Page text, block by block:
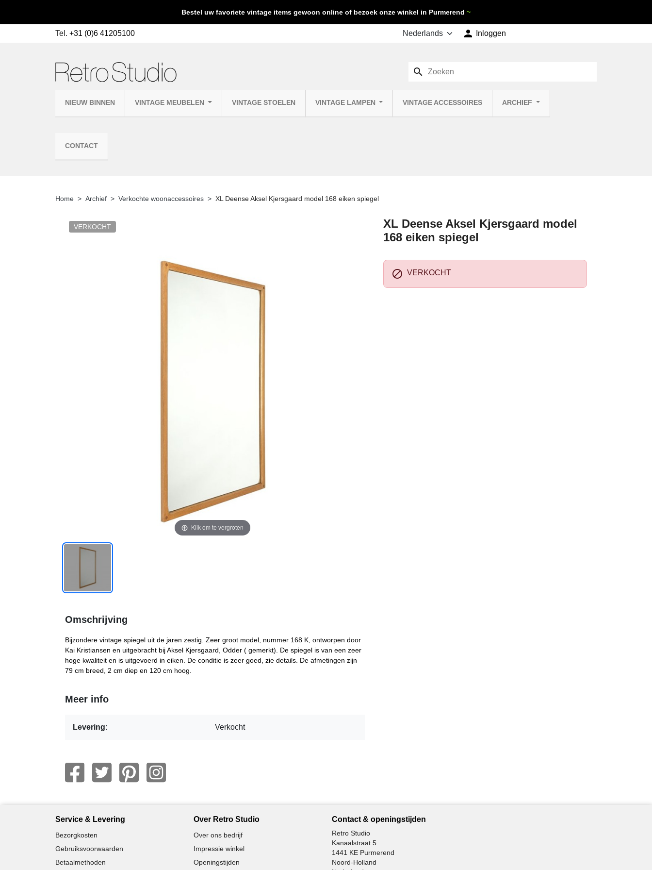
Bestel uw favoriete vintage items gewoon online of bezoek onze winkel in Purmerend ~
Tel. +31 (0)6 41205100  Inloggen
NIEUW BINNEN VINTAGE MEUBELEN VINTAGE STOELEN VINTAGE LAMPEN VINTAGE ACCESSOIRES ARCHIEF
CONTACT
search
Home Archief Verkochte woonaccessoires XL Deense Aksel Kjersgaard model 168 eiken spiegel
VERKOCHT
Klik om te vergroten
XL Deense Aksel Kjersgaard model
168 eiken spiegel
 VERKOCHT
Omschrijving
Bijzondere vintage spiegel uit de jaren zestig. Zeer groot model, nummer 168 K, ontworpen door
Kai Kristiansen en uitgebracht bij Aksel Kjersgaard, Odder ( gemerkt). De spiegel is van een zeer
hoge kwaliteit en is uitgevoerd in eiken. De conditie is zeer goed, zie details. De afmetingen zijn
79 cm breed, 2 cm diep en 120 cm hoog.
Meer info
Levering: Verkocht
Service & Levering
Bezorgkosten
Gebruiksvoorwaarden
Betaalmethoden
Over Retro Studio
Over ons bedrijf
Impressie winkel
Openingstijden
Contact & openingstijden
Retro Studio
Kanaalstraat 5
1441 KE Purmerend
Noord-Holland